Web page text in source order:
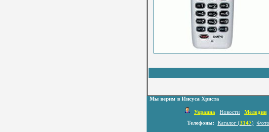
Мы верим в Иисуса Христа
Украина Новости Мелодии
Телефоны:
Каталог (3147)